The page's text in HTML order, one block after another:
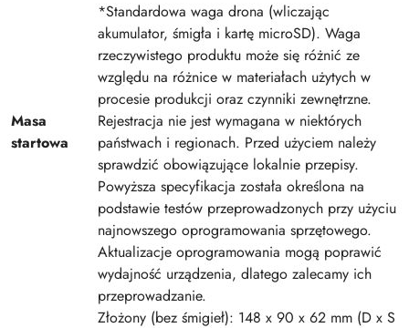
Masa
startowa
*Standardowa waga drona (wliczając
akumulator, śmigła i kartę microSD). Waga
rzeczywistego produktu może się różnić ze
względu na różnice w materiałach użytych w
procesie produkcji oraz czynniki zewnętrzne.
Rejestracja nie jest wymagana w niektórych
państwach i regionach. Przed użyciem należy
sprawdzić obowiązujące lokalnie przepisy.
Powyższa specyfikacja została określona na
podstawie testów przeprowadzonych przy użyciu
najnowszego oprogramowania sprzętowego.
Aktualizacje oprogramowania mogą poprawić
wydajność urządzenia, dlatego zalecamy ich
przeprowadzanie.
Złożony (bez śmigieł): 148 x 90 x 62 mm (D x S